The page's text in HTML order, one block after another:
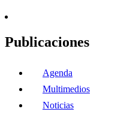
Publicaciones
Agenda
Multimedios
Noticias